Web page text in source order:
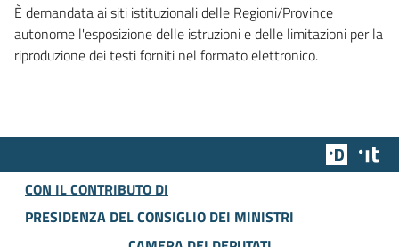
È demandata ai siti istituzionali delle Regioni/Province
autonome l'esposizione delle istruzioni e delle limitazioni per la
riproduzione dei testi forniti nel formato elettronico.
Team
CON IL CONTRIBUTO DI
PRESIDENZA DEL CONSIGLIO DEI MINISTRI